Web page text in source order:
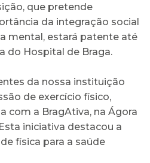
que pretende
da integração social
mental, estará patente até
do Hospital de Braga.
da nossa instituição
de exercício físico,
com a BragAtiva, na Ágora
iniciativa destacou a
física para a saúde